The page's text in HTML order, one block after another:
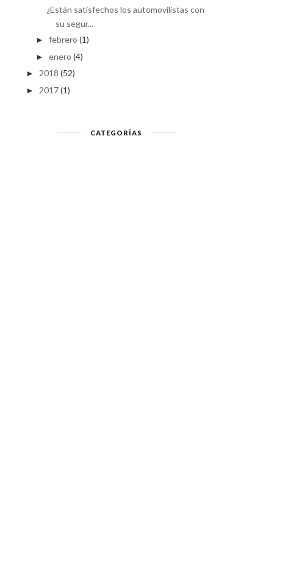
¿Están satisfechos los automovilistas con
su segur...
►febrero (1)
►enero (4)
► 2018 (52)
► 2017 (1)
CATEGORÍAS